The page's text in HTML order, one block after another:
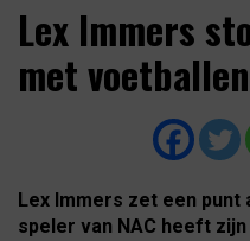
Lex Immers
met voetballen
Lex Immers zet een punt
speler van NAC heeft